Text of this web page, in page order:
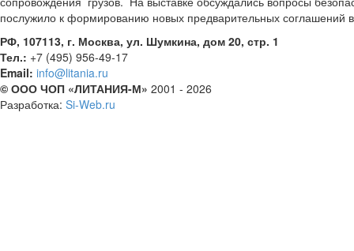
послужило к формированию новых предварительных соглашений
РФ, 107113, г. Москва, ул. Шумкина, дом 20, стр. 1
Тел.: +7 (495) 956-49-17
Email: info@litania.ru
© ООО ЧОП «ЛИТАНИЯ-М» 2001 - 2026
Разработка: Si-Web.ru